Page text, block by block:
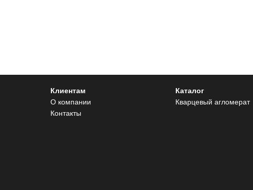
Клиентам
О компании
Контакты
Каталог
Кварцевый агломерат